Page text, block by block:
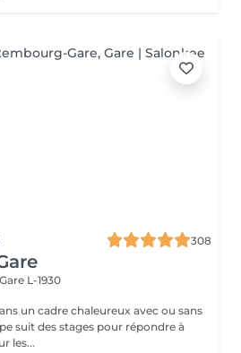
308
Gare L-1930
un cadre chaleureux avec ou sans
suit des stages pour répondre à
les...